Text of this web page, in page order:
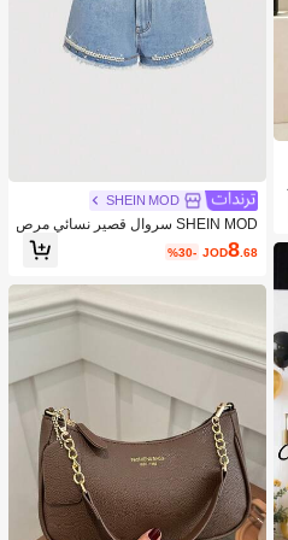
SHEIN MOD
SHEIN MOD سروال قصير نسائي مرص
ع بالراين والخرز الزجاجي وباللون الجينز
JOD8.68
%30-